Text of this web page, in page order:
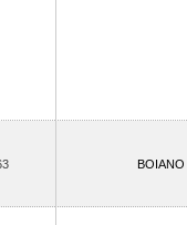
BOIANO